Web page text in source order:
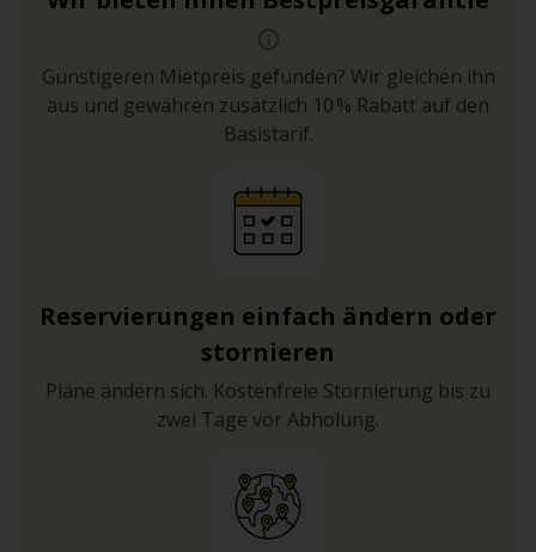
Günstigeren Mietpreis gefunden? Wir gleichen ihn
aus und gewähren zusätzlich 10 % Rabatt auf den
Basistarif.
Reservierungen einfach ändern oder
stornieren
Pläne ändern sich. Kostenfreie Stornierung bis zu
zwei Tage vor Abholung.